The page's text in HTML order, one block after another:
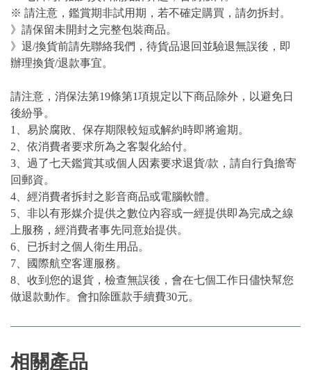
※ 請注意，鑑賞期非試用期，若不確定購買，請勿拆封。
》請保留未開封之完整包裝商品。
》退/換貨前請先聯絡我們，待貨品退回並驗退無誤後，即
辦理換貨/退款事宜。
請注意，消保法第19條第1項規定以下商品除外，以避免日
後紛爭。
1、易於腐敗、保存期限較短或解約時即將逾期。
2、依消費者要求所為之客製化給付。
3、過了七天鑑賞其或個人因素要求退貨/款，請自行負擔寄
回郵資。
4、經消費者拆封之影音商品或電腦軟體。
5、非以有形媒介提供之數位內容或一經提供即為完成之線
上服務，經消費者事先同意始提供。
6、已拆封之個人衛生用品。
7、國際航空客運服務。
8、收到您的退貨，檢查無誤後，會在七個工作日儘快幫您
做退款動作。會扣除匯款手續費30元。
相關產品